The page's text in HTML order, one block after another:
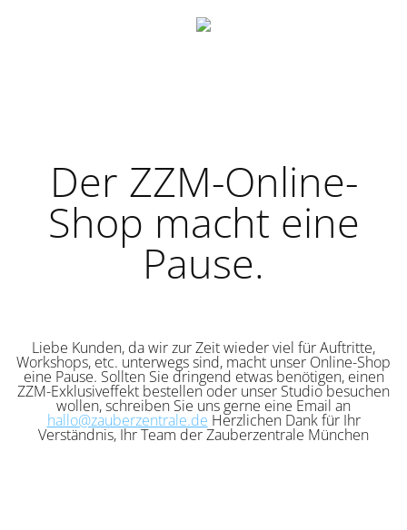
Der ZZM-Online-
Shop macht eine
Pause.
Liebe Kunden, da wir zur Zeit wieder viel für Auftritte,
Workshops, etc. unterwegs sind, macht unser Online-Shop
eine Pause. Sollten Sie dringend etwas benötigen, einen
ZZM-Exklusiveffekt bestellen oder unser Studio besuchen
wollen, schreiben Sie uns gerne eine Email an
hallo@zauberzentrale.de Herzlichen Dank für Ihr
Verständnis, Ihr Team der Zauberzentrale München